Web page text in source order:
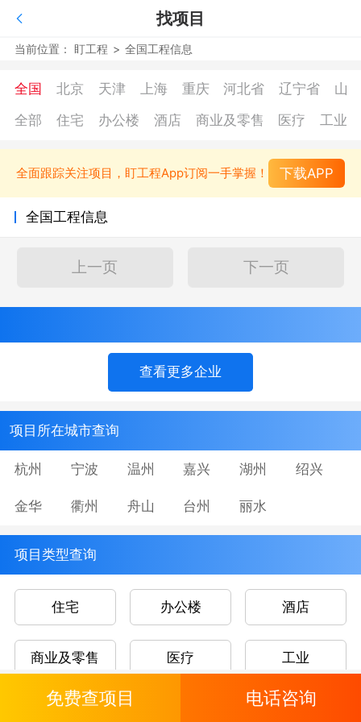
找项目
当前位置： 盯工程 > 全国工程信息
全国 北京 天津 上海 重庆 河北省 辽宁省
山
全部
住宅 办公楼 酒店 商业及零售 医疗 工业
全面跟踪关注项目，盯工程App订阅一手掌握！ 下载APP
全国工程信息
上一页 下一页
查看更多企业
项目所在城市查询
杭州 宁波 温州 嘉兴 湖州 绍兴
金华 衢州 舟山 台州 丽水
项目类型查询
住宅 办公楼 酒店
商业及零售 医疗 工业
文娱康乐 交通枢纽及仓储
免费查项目 电话咨询